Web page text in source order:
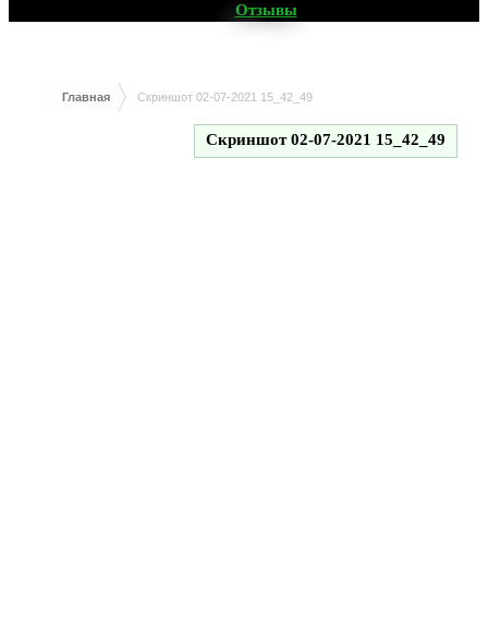
Отзывы
Главная Скриншот 02-07-2021 15_42_49
Скриншот 02-07-2021 15_42_49